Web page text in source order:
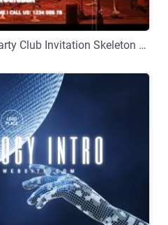
カスタマイズ Ai Generated Halloween Party Club Invitation Skeleton Movie Opener Intro